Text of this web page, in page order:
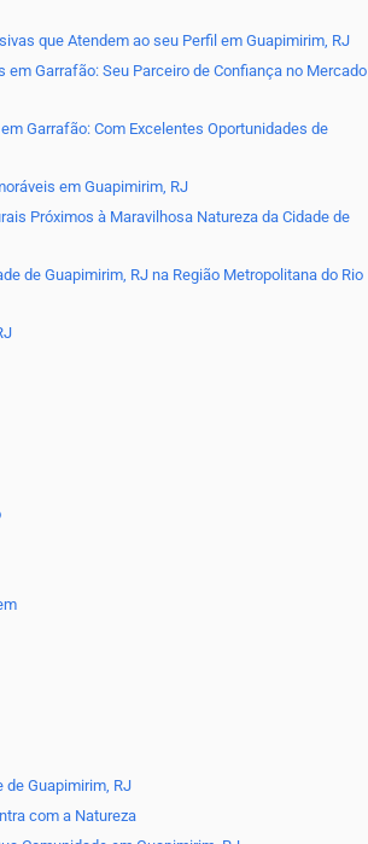
que Atendem ao seu Perfil em Guapimirim, RJ
Garrafão: Seu Parceiro de Confiança no Mercado
Garrafão: Com Excelentes Oportunidades de
em Guapimirim, RJ
Próximos à Maravilhosa Natureza da Cidade de
de Guapimirim, RJ na Região Metropolitana do Rio
de Guapimirim, RJ
com a Natureza